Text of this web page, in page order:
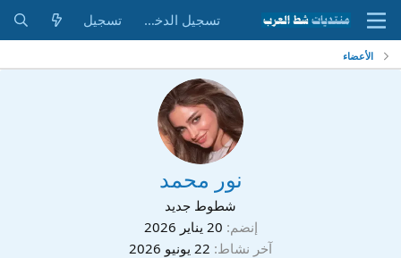
تسجيل الدخول تسجيل
الأعضاء
نور محمد
شطوط جديد
إنضم 20 يناير 2026
آخر نشاط 22 يونيو 2026